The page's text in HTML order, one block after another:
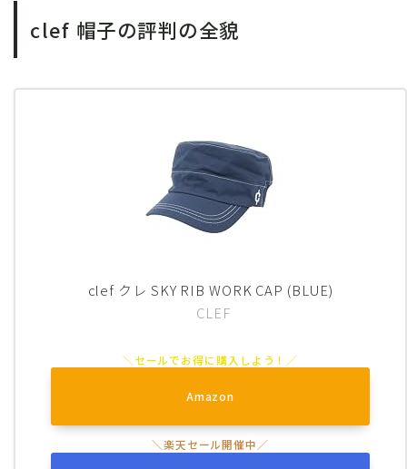
clef 帽子の評判の全貌
clef クレ SKY RIB WORK CAP (BLUE)
CLEF
Amazon